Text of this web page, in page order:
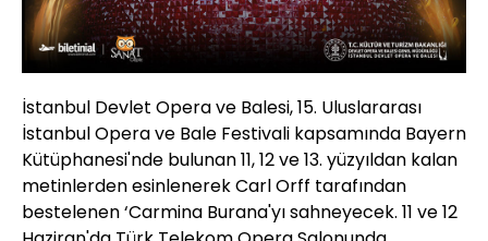
İstanbul Devlet Opera ve Balesi, 15. Uluslararası
İstanbul Opera ve Bale Festivali kapsamında Bayern
Kütüphanesi'nde bulunan 11, 12 ve 13. yüzyıldan kalan
metinlerden esinlenerek Carl Orff tarafından
bestelenen ‘Carmina Burana'yı sahneyecek. 11 ve 12